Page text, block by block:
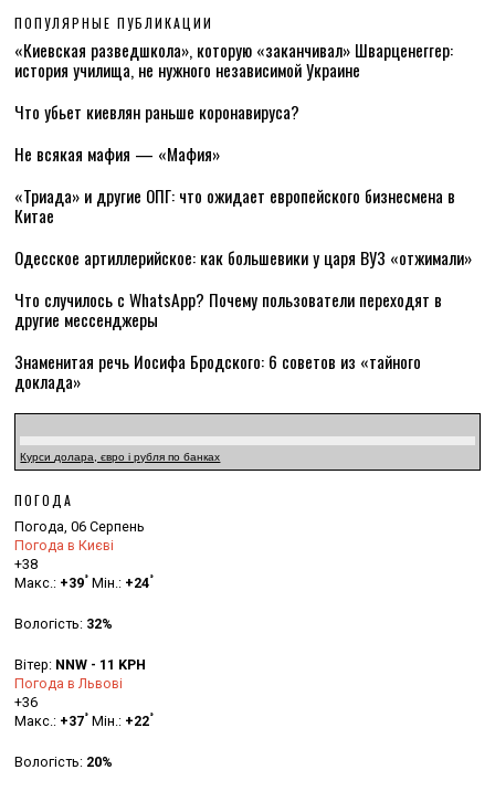
ПОПУЛЯРНЫЕ ПУБЛИКАЦИИ
«Киевская разведшкола», которую «заканчивал» Шварценеггер:
история училища, не нужного независимой Украине
Что убьет киевлян раньше коронавируса?
Не всякая мафия — «Мафия»
«Триада» и другие ОПГ: что ожидает европейского бизнесмена в
Китае
Одесское артиллерийское: как большевики у царя ВУЗ «отжимали»
Что случилось с WhatsApp? Почему пользователи переходят в
другие мессенджеры
Знаменитая речь Иосифа Бродского: 6 советов из «тайного
доклада»
Курси долара, євро і рубля по банках
ПОГОДА
Погода, 06 Серпень
Погода в Києві
+38
Макс.: +39° Мін.: +24°
Вологість: 32%
Вітер: NNW - 11 KPH
Погода в Львові
+36
Макс.: +37° Мін.: +22°
Вологість: 20%